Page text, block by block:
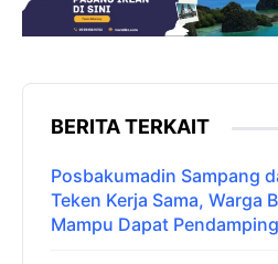
BERITA TERKAIT
Posbakumadin Sampang
Teken Kerja Sama, Warga
Mampu Dapat